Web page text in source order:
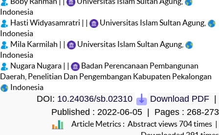
Indonesia
Hasti Widyasamratri | |
Universitas Islam Sultan Agung,
Indonesia
Mila Karmilah | |
Universitas Islam Sultan Agung,
Indonesia
Nugara Nugara | |
Badan Perencanaan Pembangunan
Daerah, Penelitian Dan Pengembangan Kabupaten Pekalongan
Indonesia
DOI: 10.24036/sb.02310 Download PDF
Published : 2022-06-05 | Pages : 268-273
Article Metrics : Abstract views 704 times |